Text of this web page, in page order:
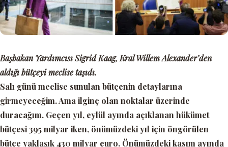
Başbakan Yardımcısı Sigrid Kaag, Kral Willem Alexander’den
aldığı bütçeyi meclise taşıdı.
Salı günü meclise sunulan bütçenin detaylarına
girmeyeceğim. Ama ilginç olan noktalar üzerinde
duracağım. Geçen yıl, eylül ayında açıklanan hükümet
bütçesi 395 milyar iken, önümüzdeki yıl için öngörülen
bütçe yaklaşık 430 milyar euro. Önümüzdeki kasım ayında